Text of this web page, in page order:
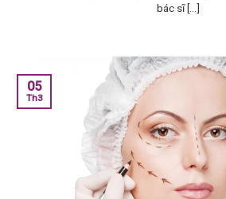
bác sĩ [...]
05
Th3